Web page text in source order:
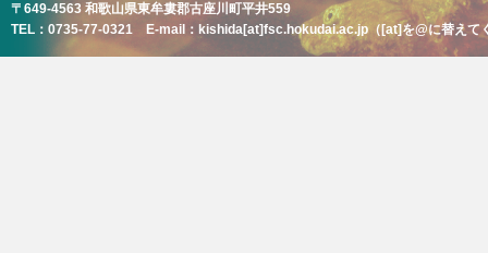
〒649-4563 和歌山県東牟婁郡古座川町平井559
TEL：0735-77-0321 E-mail：kishida[at]fsc.hokudai.ac.jp（[at]を@に替えて